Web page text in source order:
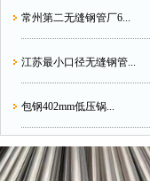
常州第二无缝钢管厂6...
江苏最小口径无缝钢管...
包钢402mm低压锅...